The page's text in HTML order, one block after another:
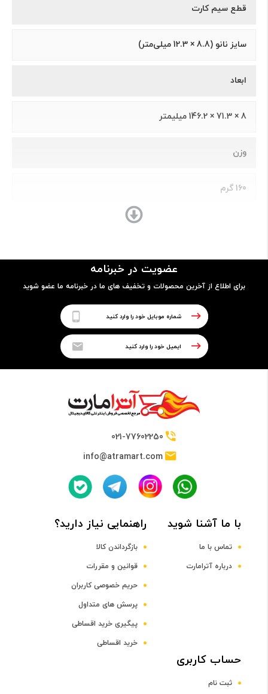
قطع سیم کارت
سایز نانو (8.8 × 12.3 میلی‌متر)
ابعاد
8 × 71.3 × 146.2 ميلیمتر
وزن
160 گرم
فلز و شیشه
پردازنده
نوع پردازنده
Octa-core Cortex-A53 CPU
1.6 گیگاهرتز
صفحه نمایش
عضویت در خبرنامه
برای اطلاع از آخرین محصولات و تخفیف های ما در خبرنامه ما عضو شوید
021-77602250
info@atramart.com
با ما آشنا شوید
تماس با ما
درباره آترامارت
راهنمایی نیاز دارید؟
بازگرداندن کالا
قوانین و مقررات
حریم خصوصی کاربران
پرسش های متداول
پیگیری خرید اقساطی
خرید اقساطی
حساب کاربری
ثبت نام